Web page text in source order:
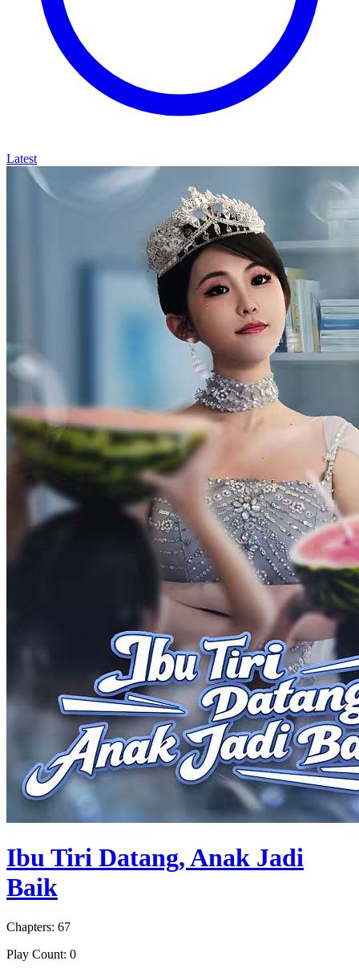
Latest
Ibu Tiri Datang, Anak Jadi
Baik
Chapters: 67
Play Count: 0